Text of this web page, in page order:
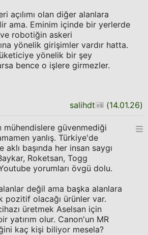
açılımı olan diğer alanlara
ama. Eminim içinde bir yerlerde
robotiğin askeri
yönelik girişimler vardır hatta.
yönelik bir şey
bence o işlere girmezler.
salihdt (14.01.26)
mühendislere güvenmediği
yanlış. Türkiye'de
aklı başında her insan saygı
Roketsan, Togg
yorumları övgü dolu.
değil ama başka alanlara
pozitif olacağı ürünler var.
üretmek Aselsan için
yatırım olur. Canon'un MR
kaç kişi biliyor mesela?